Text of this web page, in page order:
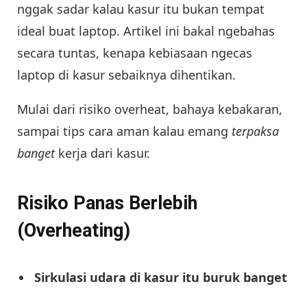
nggak sadar kalau kasur itu bukan tempat
ideal buat laptop. Artikel ini bakal ngebahas
secara tuntas, kenapa kebiasaan ngecas
laptop di kasur sebaiknya dihentikan.
Mulai dari risiko overheat, bahaya kebakaran,
sampai tips cara aman kalau emang terpaksa
bangetkerja dari kasur.
Risiko Panas Berlebih
(Overheating)
Sirkulasi udara di kasur itu buruk banget